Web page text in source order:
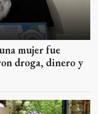
mujer fue
droga, dinero y